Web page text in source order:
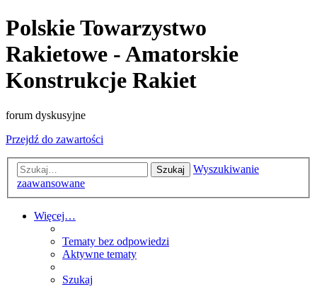
Polskie Towarzystwo
Rakietowe - Amatorskie
Konstrukcje Rakiet
forum dyskusyjne
Przejdź do zawartości
Szukaj
Wyszukiwanie
zaawansowane
Więcej…
Tematy bez odpowiedzi
Aktywne tematy
Szukaj